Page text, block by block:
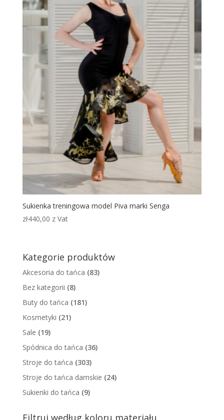
Sukienka treningowa model Piva marki Senga
zł440,00 z Vat
Kategorie produktów
Akcesoria do tańca (83)
Bez kategorii (8)
Buty do tańca (181)
Kosmetyki (21)
Sale (19)
Spódnica do tańca (36)
Stroje do tańca (303)
Stroje do tańca damskie (24)
Sukienki do tańca (9)
Filtruj według koloru materiału